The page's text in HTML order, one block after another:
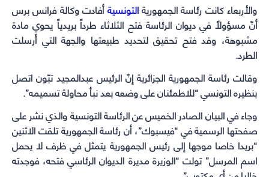
والأربعاء كانت رئاسة الجمهوريةالتونسيةأفادت وكالة فرانس برس
أنّ مسؤولاً في ديوان الرئاسة فتح الثلاثاء طرداً بريدياً يحوي مادة
مشبوهة، وقد فتح تحقيق لتحديد طبيعتها والجهة التي أرسلت
الطرد.
وقالت رئاسة الجمهورية الجزائرية إنّ الرئيس عبدالمجيد تبّون اتصل
بنظيره التونسي “للاطمئنان على وضعه بعد نبأ محاولة تسميمه”.
وجاء في البيان الصادر الخميس عن الرئاسة التونسية والذي نشر على
صفحتها الرسمية في “فيسبوك”، أن رئاسة الجمهورية تلقت الاثنين
“بريدا خاصا موجها إلى رئيس الجمهورية يتمثل في ظرف لا يحمل
اسم المرسل” تولت “الوزيرة مديرة الديوان الرئاسي فتحه، فوجدته